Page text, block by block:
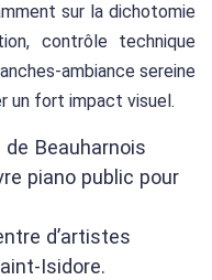
sur la dichotomie
contrôle technique
ambiance sereine
un fort impact visuel.
Beauharnois
piano public pour
d’artistes
Isidore.